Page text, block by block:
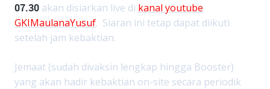
07.30 akan disiarkan live di kanal youtube
GKIMaulanaYusuf. Siaran ini tetap dapat diikuti
setelah jam kebaktian.
Jemaat (sudah divaksin lengkap hingga Booster)
yang akan hadir kebaktian on-site secara periodik